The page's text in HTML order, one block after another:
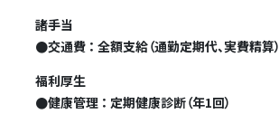
諸手当
●交通費 ： 全額支給（通勤定期代、実費精算）
福利厚生
●健康管理 ： 定期健康診断（年1回）